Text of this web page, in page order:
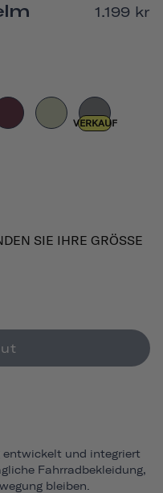
1.199 kr
VERKAUF
SIE IHRE GRÖSSE >
entwickelt und integriert
Fahrradbekleidung,
bleiben.